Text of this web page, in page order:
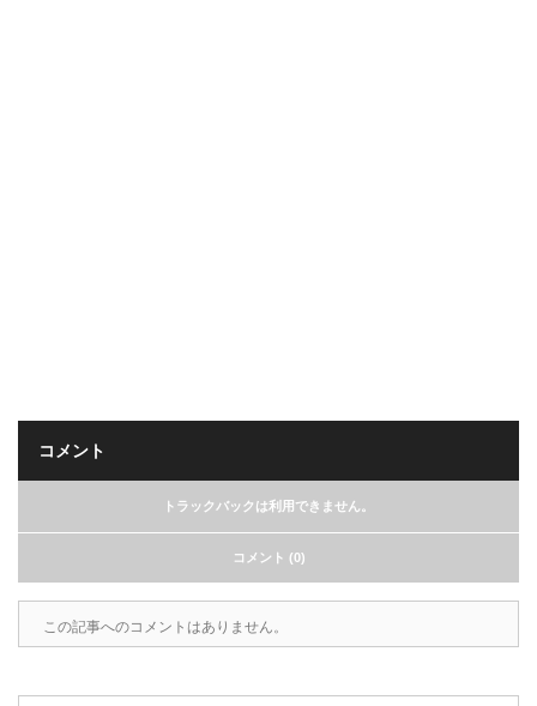
コメント
トラックバックは利用できません。
コメント (0)
この記事へのコメントはありません。